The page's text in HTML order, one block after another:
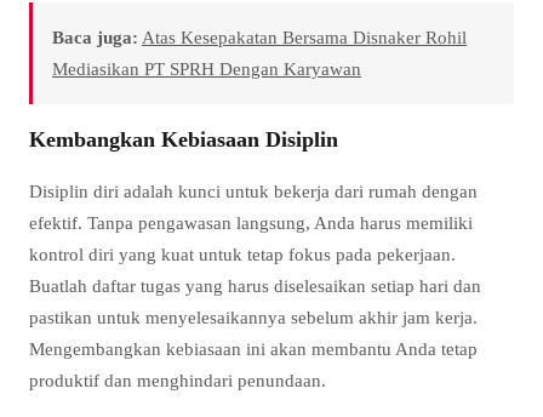
Baca juga: Atas Kesepakatan Bersama Disnaker Rohil
Mediasikan PT SPRH Dengan Karyawan
Kembangkan Kebiasaan Disiplin
Disiplin diri adalah kunci untuk bekerja dari rumah dengan
efektif. Tanpa pengawasan langsung, Anda harus memiliki
kontrol diri yang kuat untuk tetap fokus pada pekerjaan.
Buatlah daftar tugas yang harus diselesaikan setiap hari dan
pastikan untuk menyelesaikannya sebelum akhir jam kerja.
Mengembangkan kebiasaan ini akan membantu Anda tetap
produktif dan menghindari penundaan.